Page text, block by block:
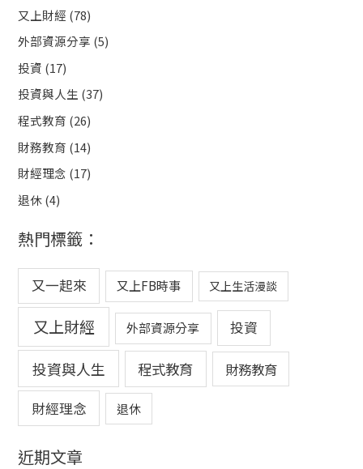
又上財經 (78)
外部資源分享 (5)
投資 (17)
投資與人生 (37)
程式教育 (26)
財務教育 (14)
財經理念 (17)
退休(4)
熱門標籤：
又一起來 又上FB時事 又上生活漫談
又上財經 外部資源分享 投資
投資與人生 程式教育 財務教育
財經理念 退休
近期文章